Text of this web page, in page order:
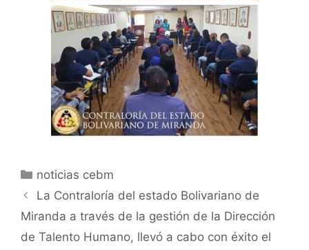
noticias cebm
La Contraloría del estado Bolivariano de
Miranda a través de la gestión de la Dirección
de Talento Humano, llevó a cabo con éxito el